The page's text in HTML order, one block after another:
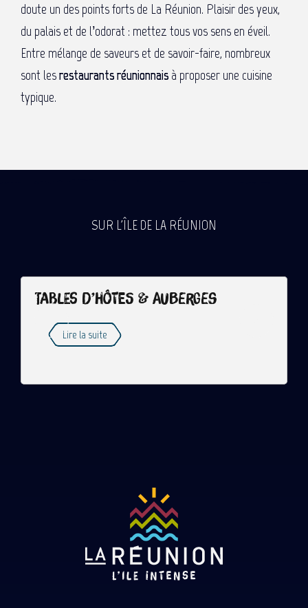
doute un des points forts de La Réunion. Plaisir des yeux,
du palais et de l’odorat : mettez tous vos sens en éveil.
Entre mélange de saveurs et de savoir-faire, nombreux
sont lesrestaurants réunionnais à proposer une cuisine
typique.
SUR L'ÎLE DE LA RÉUNION
Tables d’hôtes & auberges
Lire la suite